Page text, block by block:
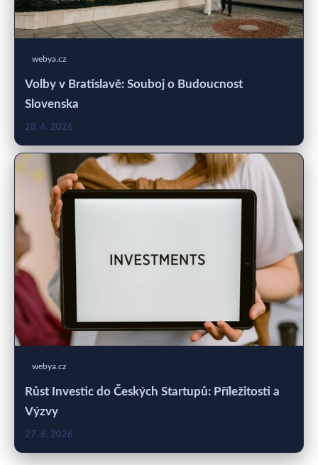
webya.cz
Volby v Bratislavě: Souboj o Budoucnost
Slovenska
28. 6. 2026
webya.cz
Růst Investic do Českých Startupů: Příležitosti a
Výzvy
27. 6. 2026